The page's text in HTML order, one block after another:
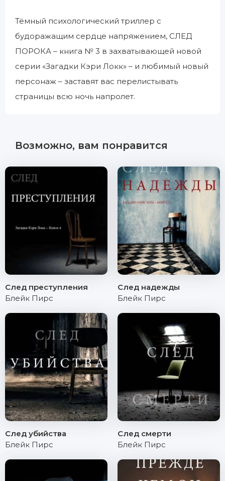
Тёмный психологический триллер с
будоражащим сердце напряжением, СЛЕД
ПОРОКА – книга № 3 в захватывающей новой
серии «Загадки Кэри Локк» – и любимый новый
персонаж – заставят вас перелистывать
страницы всю ночь напролет.
Возможно, вам понравится
След преступления
Блейк Пирс
След надежды
Блейк Пирс
След убийства
Блейк Пирс
След смерти
Блейк Пирс